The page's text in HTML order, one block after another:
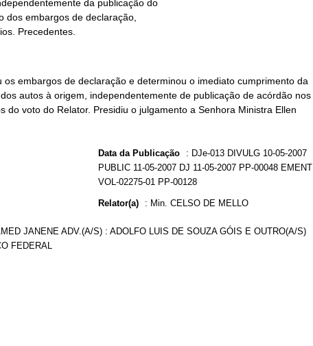
Precedentes.
embargos de declaração e determinou o imediato cumprimento da
autos à origem, independentemente de publicação de acórdão nos
do voto do Relator. Presidiu o julgamento a Senhora Ministra Ellen
Data da Publicação : DJe-013 DIVULG 10-05-2007
PUBLIC 11-05-2007 DJ 11-05-2007 PP-00048 EMENT
VOL-02275-01 PP-00128
Relator(a) : Min. CELSO DE MELLO
JANENE ADV.(A/S) : ADOLFO LUIS DE SOUZA GÓIS E OUTRO(A/S)
FEDERAL